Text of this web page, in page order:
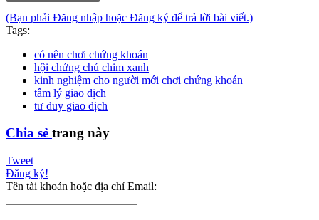
(Bạn phải Đăng nhập hoặc Đăng ký để trả lời bài viết.)
Tags:
có nên chơi chứng khoán
hội chứng chú chim xanh
kinh nghiệm cho người mới chơi chứng khoán
tâm lý giao dịch
tư duy giao dịch
Chia sẻ trang này
Tweet
Đăng ký!
Tên tài khoản hoặc địa chỉ Email: